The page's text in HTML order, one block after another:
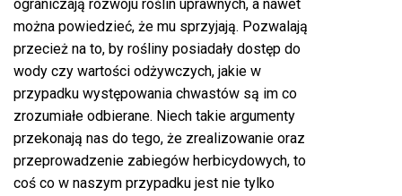
ograniczają rozwoju roślin uprawnych, a nawet
można powiedzieć, że mu sprzyjają. Pozwalają
przecież na to, by rośliny posiadały dostęp do
wody czy wartości odżywczych, jakie w
przypadku występowania chwastów są im co
zrozumiałe odbierane. Niech takie argumenty
przekonają nas do tego, że zrealizowanie oraz
przeprowadzenie zabiegów herbicydowych, to
coś co w naszym przypadku jest nie tylko